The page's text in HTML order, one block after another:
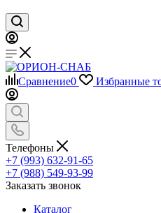
Сравнение0 Избранные
Телефоны
+7 (993) 632-91-65
+7 (988) 549-93-99
Заказать звонок
Каталог